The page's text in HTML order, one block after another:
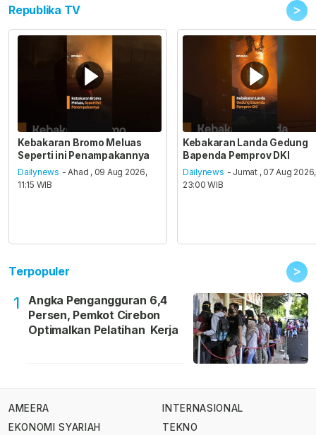
Republika TV >
Kebakaran Bromo Meluas
Seperti ini Penampakannya
Dailynews - Ahad , 09 Aug 2026,
11:15 WIB
Kebakaran Landa Gedung
Bapenda Pemprov DKI
Dailynews - Jumat , 07 Aug 2026,
23:00 WIB
Terpopuler >
1
Angka Pengangguran 6,4
Persen, Pemkot Cirebon
Optimalkan Pelatihan Kerja
AMEERA
EKONOMI SYARIAH
INTERNASIONAL
TEKNO